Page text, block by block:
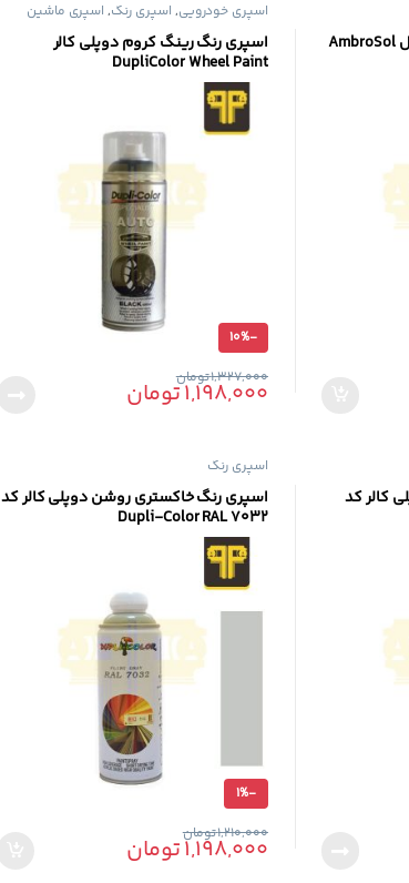
اسپری زینک طلایی آمبروسول AmbroSol
اسپری خودرویی, اسپری رنگ, اسپری ماشین
اسپری رنگ رینگ کروم دوپلی کالر
DupliColor Wheel Paint
-
10%
1,198,000تومان 1,327,000تومان
کالر کد
اسپری رنگ
اسپری رنگ خاکستری روشن دوپلی کالر کد
Dupli-Color RAL 7032
-
1%
1,198,000تومان 1,210,000تومان